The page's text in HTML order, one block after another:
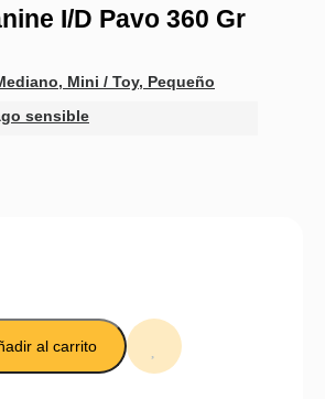
I/D Pavo 360 Gr
, Mini / Toy, Pequeño
sensible
al carrito